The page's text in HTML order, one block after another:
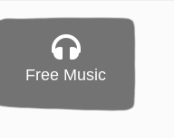
Free Music